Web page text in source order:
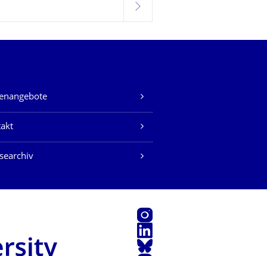
weiter
Instagram
LinkedIn
Bluesky